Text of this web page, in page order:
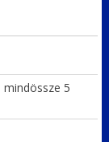
mindössze 5